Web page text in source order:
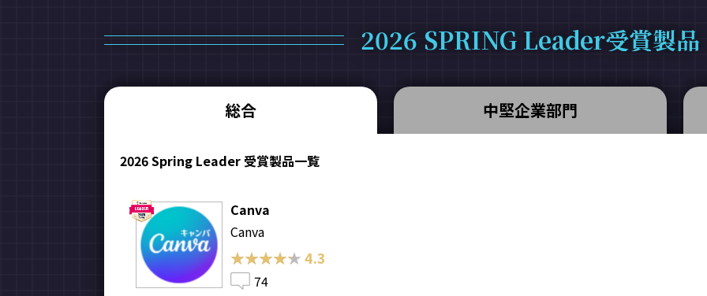
2026 SPRING Leader受賞製品
総合 中堅企業部門
2026 Spring Leader 受賞製品一覧
Canva
Canva
★★★★★
★★★★★4.3
74